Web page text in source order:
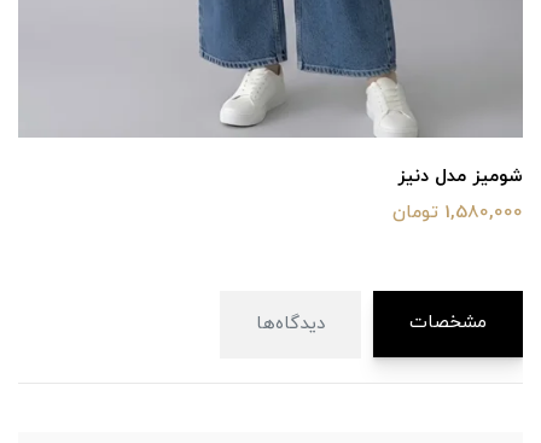
شومیز مدل دنیز
1,580,000 تومان
مشخصات دیدگاه‌ها